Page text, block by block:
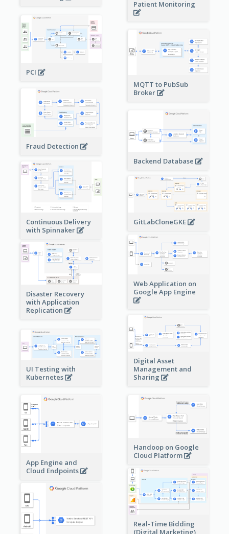
Patient Monitoring
PCI
MQTT to PubSub
Broker
Fraud Detection
Backend Database
Continuous Delivery
with Spinnaker
GitLabCloneGKE
Web Application on
Google App Engine
Disaster Recovery
with Application
Replication
Digital Asset
Management and
Sharing
UI Testing with
Kubernetes
App Engine and
Cloud Endpoints
Handoop on Google
Cloud Platform
Real-Time Bidding
(Digital Marketing)